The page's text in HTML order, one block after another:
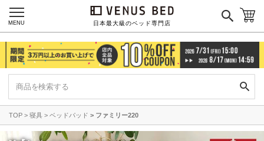
日本最大級のベッド専門店
MENU
TOP 寝具 ベッドパッド ファミリー220